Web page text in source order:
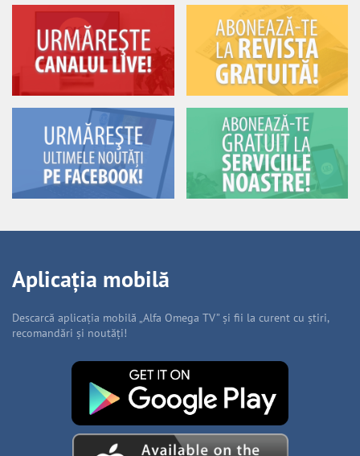
Aplicația mobilă
Descarcă aplicația mobilă „Alfa Omega TV” și fii la curent cu știri,
recomandări și noutăți!